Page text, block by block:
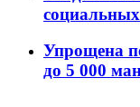
социальных
Упрощена
до 5 000